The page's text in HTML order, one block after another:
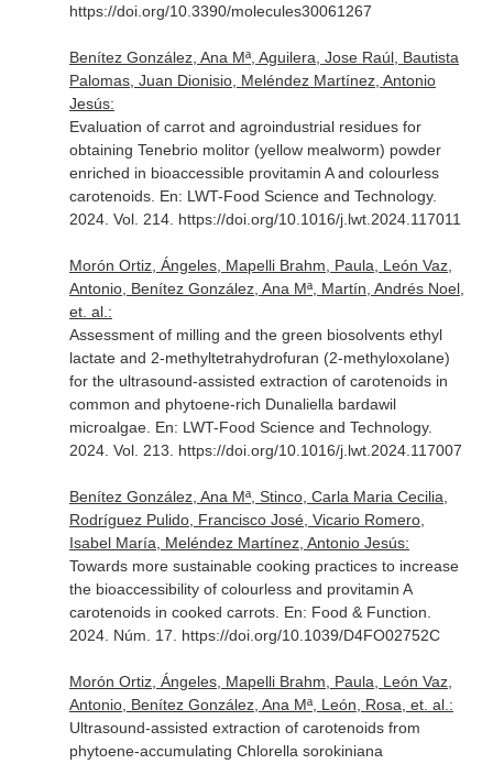
https://doi.org/10.3390/molecules30061267
Benítez González, Ana Mª, Aguilera, Jose Raúl, Bautista
Palomas, Juan Dionisio, Meléndez Martínez, Antonio
Jesús:
Evaluation of carrot and agroindustrial residues for
obtaining Tenebrio molitor (yellow mealworm) powder
enriched in bioaccessible provitamin A and colourless
carotenoids. En: LWT-Food Science and Technology.
2024. Vol. 214. https://doi.org/10.1016/j.lwt.2024.117011
Morón Ortiz, Ángeles, Mapelli Brahm, Paula, León Vaz,
Antonio, Benítez González, Ana Mª, Martín, Andrés Noel,
et. al.:
Assessment of milling and the green biosolvents ethyl
lactate and 2-methyltetrahydrofuran (2-methyloxolane)
for the ultrasound-assisted extraction of carotenoids in
common and phytoene-rich Dunaliella bardawil
microalgae. En: LWT-Food Science and Technology.
2024. Vol. 213. https://doi.org/10.1016/j.lwt.2024.117007
Benítez González, Ana Mª, Stinco, Carla Maria Cecilia,
Rodríguez Pulido, Francisco José, Vicario Romero,
Isabel María, Meléndez Martínez, Antonio Jesús:
Towards more sustainable cooking practices to increase
the bioaccessibility of colourless and provitamin A
carotenoids in cooked carrots. En: Food & Function
2024. Núm. 17. https://doi.org/10.1039/D4FO02752C
Morón Ortiz, Ángeles, Mapelli Brahm, Paula, León Vaz,
Antonio, Benítez González, Ana Mª, León, Rosa, et. al.:
Ultrasound-assisted extraction of carotenoids from
phytoene-accumulating Chlorella sorokiniana